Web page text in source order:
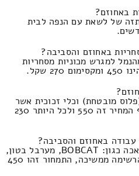
באחוזם?
של לשאת עם הנפה לבית
באחוזם והסביבה?
למגרש מכוניות מסחריות
שקל.
מובטחת) וכלי זכוכית אשר
שוקלים הרבה דרך שירותי מנוף המחיר זה 550 ולכל היותר 230
באחוזם והסביבה?
העלות להעברה של מכשירי מלאכה כגון: BOBCAT, מערבל בטון,
כלי תחבורה לנשיאת ארגזים והרשימה ממשיכה, התמחור זהו 450